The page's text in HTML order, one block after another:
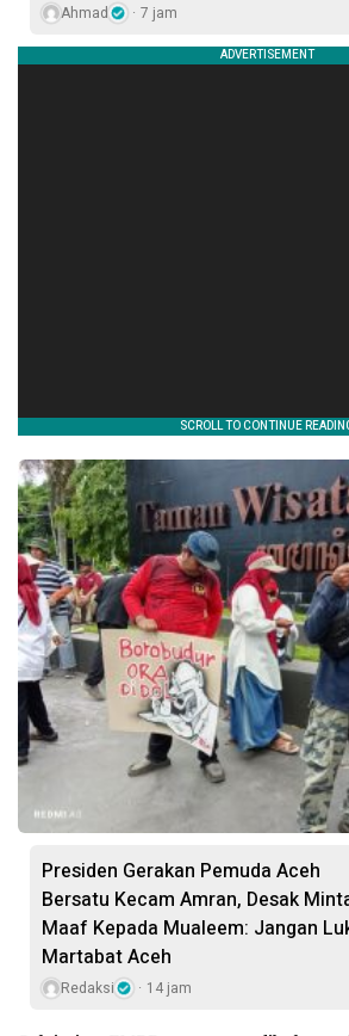
Ahmad 7 jam
Presiden Gerakan Pemuda Aceh
Bersatu Kecam Amran, Desak
Maaf Kepada Mualeem: Jangan
Martabat Aceh
Redaksi 14 jam